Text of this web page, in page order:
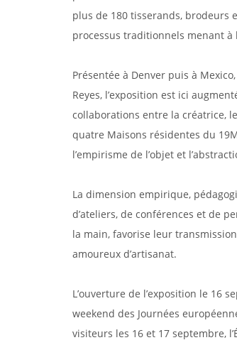
plus de 180 tisserands, brodeurs
processus traditionnels menant à
Présentée à Denver puis à
Reyes, l’exposition est ici
collaborations entre la créatrice,
quatre Maisons résidentes du
l’empirisme de l’objet et
La dimension empirique,
d’ateliers, de conférences et de
la main, favorise leur
amoureux d’artisanat.
L’ouverture de l’exposition le 16
weekend des Journées
visiteurs les 16 et 17 septembre,